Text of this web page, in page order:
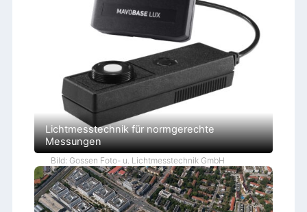
Lichtmesstechnik für normgerechte
Messungen
Bild: Gossen Foto- u. Lichtmesstechnik GmbH